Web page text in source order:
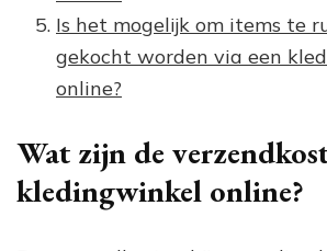
Is het mogelijk om items te
gekocht worden via een
online?
Wat zijn de
kledingwinkel online?